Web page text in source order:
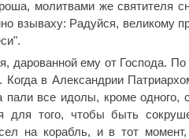
молитвами же святителя
взываху: Радуйся, великому
дарованной ему от Господа. По
в Александрии
все идолы, кроме одного,
для того, чтобы быть
на корабль, и в тот момент,